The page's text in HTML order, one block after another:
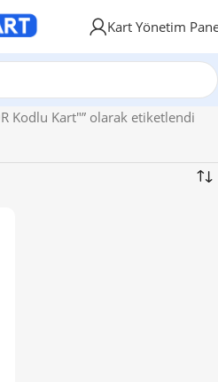
Kart Yönetim
Kodlu Kart"” olarak etiketlendi